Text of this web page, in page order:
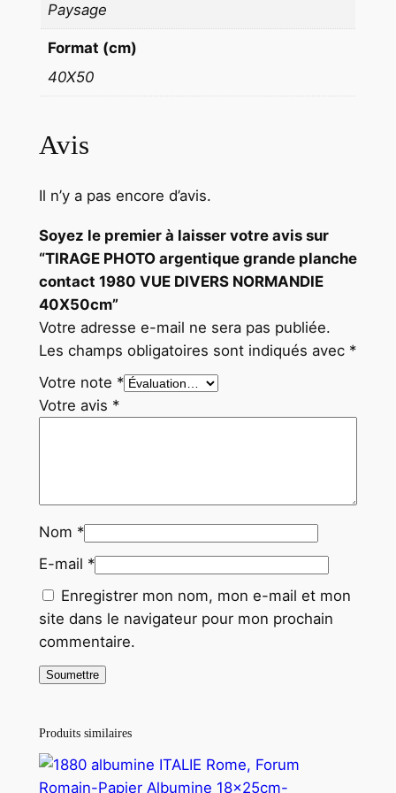
N
M
D
E
0
5
0
c
m
Paysage
Format (cm)
40X50
Avis
Il n’y a pas encore d’avis.
Soyez le premier à laisser votre avis sur
“TIRAGE PHOTO argentique grande planche
contact 1980 VUE DIVERS NORMANDIE
40X50cm”
Votre adresse e-mail ne sera pas publiée.
Les champs obligatoires sont indiqués avec *
Votre note *
Votre avis *
Nom *
E-mail *
Enregistrer mon nom, mon e-mail et mon
site dans le navigateur pour mon prochain
commentaire.
Produits similaires